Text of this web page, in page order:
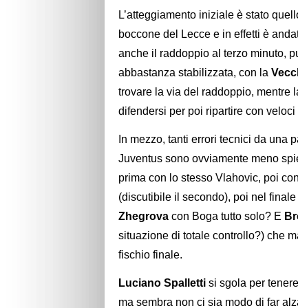
L’atteggiamento iniziale è stato
boccone del Lecce e in effetti è
anche il raddoppio al terzo minuto,
abbastanza stabilizzata, con la
trovare la via del raddoppio, mentre
difendersi per poi ripartire con
In mezzo, tanti errori tecnici da una
Juventus sono ovviamente meno
prima con lo stesso Vlahovic, poi con
(discutibile il secondo), poi nel
Zhegrova con Boga tutto solo? E
situazione di totale controllo?) che
fischio finale.
Luciano Spalletti si sgola per
ma sembra non ci sia modo di far